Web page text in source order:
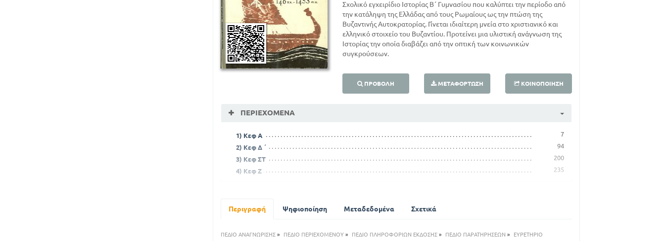
Σχολικό εγχειρίδιο Ιστορίας Β΄ Γυμνασίου που καλύπτει την περίοδο από
την κατάληψη της Ελλάδας από τους Ρωμαίους ως την πτώση της
Βυζαντινής Αυτοκρατορίας. Γίνεται ιδιαίτερη μνεία στο χριστιανικό και
ελληνικό στοιχείο του Βυζαντίου. Προτείνει μια υλιστική ανάγνωση της
Ιστορίας την οποία διαβάζει από την οπτική των κοινωνικών
συγκρούσεων.
ΠΡΟΒΟΛΉ ΜΕΤΑΦΌΡΤΩΣΗ ΚΟΙΝΟΠΟΊΗΣΗ
ΠΕΡΙΕΧΌΜΕΝΑ
1) Κεφ Α
7
2) Κεφ Δ ΄
94
3) Κεφ ΣΤ
200
4) Κεφ Ζ
235
Περιγραφή Ψηφιοποίηση Μεταδεδομένα Σχετικά
ΠΕΔΙΟ ΑΝΑΓΝΩΡΙΣΗΣ» ΠΕΔΙΟ ΠΕΡΙΕΧΟΜΕΝΟΥ» ΠΕΔΙΟ ΠΛΗΡΟΦΟΡΙΩΝ ΕΚΔΟΣΗΣ» ΠΕΔΙΟ ΠΑΡΑΤΗΡΗΣΕΩΝ »
ΕΥΡΕΤΗΡΙΟ